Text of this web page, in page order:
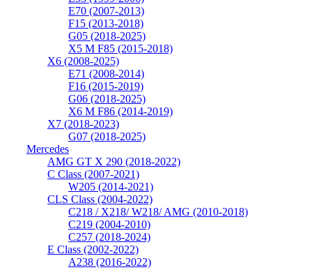
E70 (2007-2013)
F15 (2013-2018)
G05 (2018-2025)
X5 M F85 (2015-2018)
X6 (2008-2025)
E71 (2008-2014)
F16 (2015-2019)
G06 (2018-2025)
X6 M F86 (2014-2019)
X7 (2018-2023)
G07 (2018-2025)
Mercedes
AMG GT X 290 (2018-2022)
C Class (2007-2021)
W205 (2014-2021)
CLS Class (2004-2022)
C218 / X218/ W218/ AMG (2010-2018)
C219 (2004-2010)
C257 (2018-2024)
E Class (2002-2022)
A238 (2016-2022)